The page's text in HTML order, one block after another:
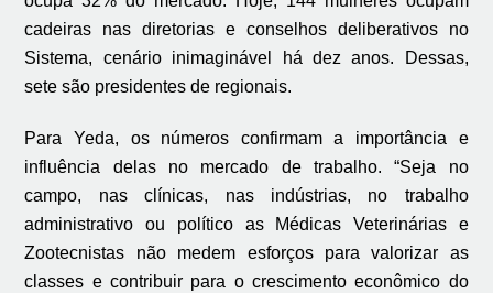
cadeiras nas diretorias e conselhos deliberativos no
Sistema, cenário inimaginável há dez anos. Dessas,
sete são presidentes de regionais.
Para Yeda, os números confirmam a importância e
influência delas no mercado de trabalho. “Seja no
campo, nas clínicas, nas indústrias, no trabalho
administrativo ou político as Médicas Veterinárias e
Zootecnistas não medem esforços para valorizar as
classes e contribuir para o crescimento econômico do